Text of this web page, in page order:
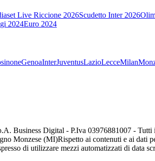
Live Riccione 2026Scudetto Inter 2026
2024Euro 2024
GenoaInterJuventusLazioLecceMilan
Business Digital - P.Iva 03976881007 -
Monzese (MI)Rispetto ai contenuti e ai dati
di utilizzare mezzi automatizzati di data